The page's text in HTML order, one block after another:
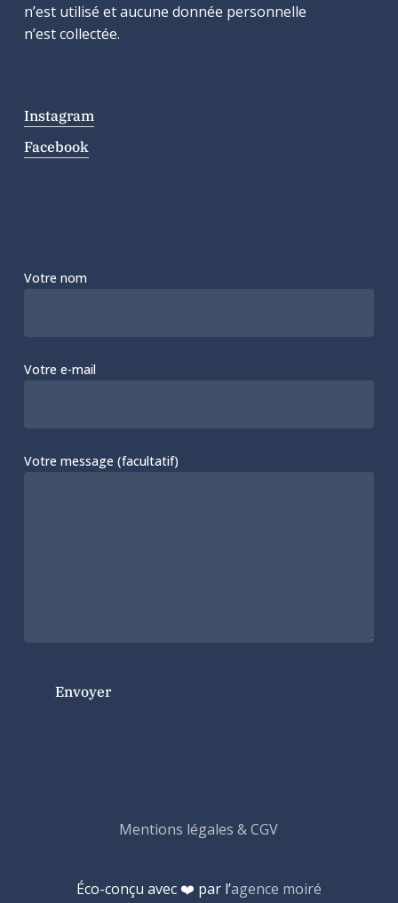
n’est utilisé et aucune donnée personnelle
n’est collectée.
Instagram
Facebook
Votre nom
Votre e-mail
Votre message (facultatif)
Mentions légales & CGV
Éco-conçu avec ❤️ par l’agence moiré